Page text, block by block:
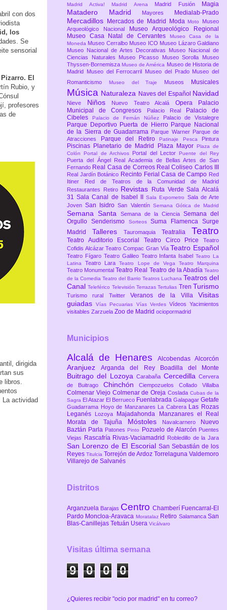
con dos
los
Se
sensorial
El
Rubio, y
profesores
de
dirigida
sus
libros.
La actividad
Madrid Activa! Madrid Arena Madrid Fusión Magia
Matadero Madrid Mayores Medialab-Prado
Mercadillos Mercados de Madrid ModaMoto Museo
Arqueológico Nacional
Museo Arqueológico Regional
Museo Casa Natal de Cervantes
Museo Casa de la
Moneda Museo Cerralbo Museo ICO Museo Lázaro Galdiano
Museo Nacional de Artes Decorativas Museo Nacional de
Ciencias Naturales Museo Picasso Museo Sorolla Museo
Thyssen-BornemiszaMuseo de América Museo de Historia de
Madrid
Museo del Ferrocarril Museo del Prado Museo del
Romanticismo
Museo del Traje Museos Musicales
Música Naturaleza Naves del Español Navidad
Nieve Niños Nuevo Teatro Alcalá Opera
Palacio
Municipal de Congresos
Palacio Real
Palacio de
Cibeles
Palacio de Fernán Núñez Palacio de Vistalegre
Parque Deportivo Puerta de Hierro Parque Nacional
de la Sierra de Guadarrama Parque Warner Parque de
Atracciones
Parque del Retiro Patinaje Pesca Pintura
Piscinas Planetario de Madrid Plaza Mayor
Plaza de
Colón Portal de Archivos Portal del LectorPuente del Rey
Puerta del Ángel
Real Academia de Bellas Artes de San
Fernando Real Casa de Correos Real Coliseo Carlos III
Real Jardín Botánico Recinto Ferial Casa de Campo Red
Itiner
Red de Teatros de la Comunidad de Madrid
Restaurantes
Retiro Revistas Ruta VerdeSala Alcalá
31Sala Canal de Isabel IISala Expometro Sala de Arte
JovenSan IsidroSan Valentín Semana Gótica de Madrid
Semana Santa Semana de la Ciencia Semana del
Orgullo Senderismo SorteosSuma FlamencaSurge
Madrid Talleres Tauromaquia Teatralia Teatro
Teatro Auditorio Escorial Teatro Circo Price Teatro
Cofidis AlcázarTeatro Compac Gran Vía Teatro Español
Teatro Fígaro Teatro Galileo Teatro Infanta IsabelTeatro La
Latina Teatro LaraTeatro Lope de Vega Teatro Marquina
Teatro Monumental Teatro Real Teatro de la Abadía Teatro
de la Comedia Teatro del Barrio Teatros Luchana Teatros del
CanalTeleférico TelevisiónTerrazasTertulias Tren Turismo
Turismo rural Twitter Veranos de la VillaVisitas
guiadasVías Pecuarias Vías Verdes VídeosYacimientos
visitables Zarzuela Zoo de Madrid ociopormadrid
Municipios
Alcalá de Henares Alcobendas Alcorcón
AranjuezArganda del Rey Boadilla del Monte
Buitrago del LozoyaCarabaña CercedillaCervera
de Buitrago ChinchónCiempozuelosCollado Villalba
Colmenar Viejo Colmenar de Oreja Coslada Cubas de la
Sagra El Atazar El Berrueco Fuenlabrada Galapagar Getafe
Guadarrama Hoyo de Manzanares La Cabrera Las Rozas
Leganés
Lozoya Majadahonda
Manzanares el Real
Morata de Tajuña Móstoles Navalcarnero
Nuevo
Baztán Parla PatonesPinto Pozuelo de Alarcón Puentes
Viejas
Rascafría Rivas-Vaciamadrid Robledillo de la Jara
San Lorenzo de El Escorial San Sebastián de los
Reyes Titulcia Torrejón de Ardoz Torrelaguna Valdemoro
Villarejo de Salvanés
Distritos
Arganzuela Barajas Centro Chamberí Fuencarral-El
Pardo Moncloa-Aravaca Moratalaz Retiro SalamancaSan
Blas-Canillejas Tetuán Usera Vicálvaro
Visitas última semana
9 0 0 0
¿Quieres recibir "ocio por madrid" en tu correo?